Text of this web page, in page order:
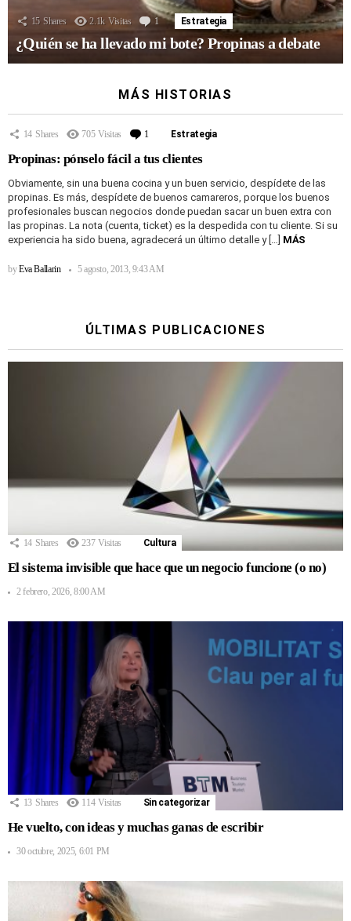
15 Shares 2.1k Visitas 1 ComentarioEstrategia
¿Quién se ha llevado mi bote? Propinas a debate
MÁS HISTORIAS
14 Shares 705 Visitas 1 Comentario
Estrategia
Propinas: pónselo fácil a tus clientes
Obviamente, sin una buena cocina y un buen servicio, despídete de las
propinas. Es más, despídete de buenos camareros, porque los buenos
profesionales buscan negocios donde puedan sacar un buen extra con
las propinas. La nota (cuenta, ticket) es la despedida con tu cliente. Si su
experiencia ha sido buena, agradecerá un último detalle y […] MÁS
byEva Ballarin 5 agosto, 2013, 9:43 AM
ÚLTIMAS PUBLICACIONES
14 Shares 237 Visitas Cultura
El sistema invisible que hace que un negocio funcione (o no)
2 febrero, 2026, 8:00 AM
13 Shares 114 Visitas Sin categorizar
He vuelto, con ideas y muchas ganas de escribir
30 octubre, 2025, 6:01 PM